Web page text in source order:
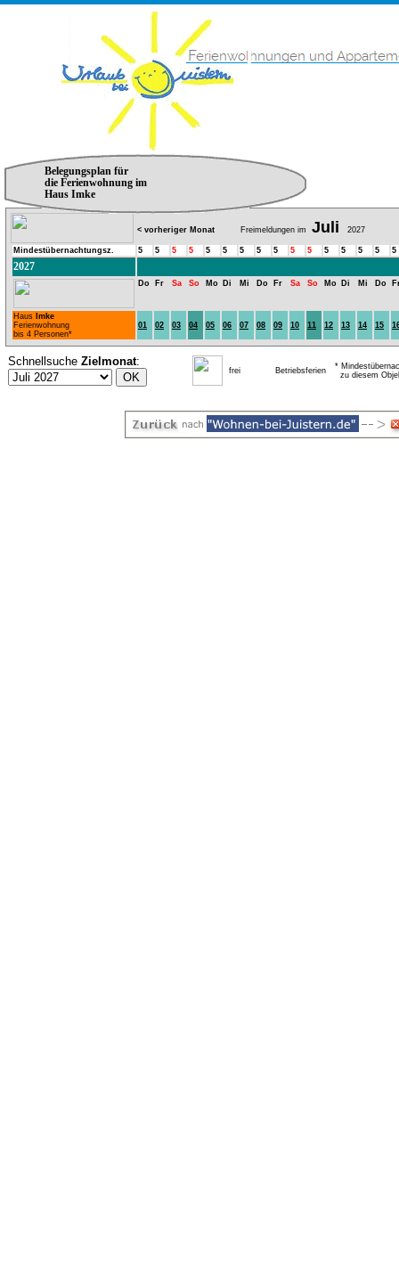
Belegungsplan für
die Ferienwohnung im
Haus Imke
< vorheriger Monat Freimeldungen im Juli 2027
Mindestübernachtungsz. 5 5 5 5 5 5 5 5 5 5 5 5 5 5 5 5
2027
Do Fr Sa So Mo Di Mi Do Fr Sa So Mo Di Mi Do
Haus Imke
Ferienwohnung
bis 4 Personen*
01 02 03 04 05 06 07 08 09 10 11 12 13 14 15
Schnellsuche Zielmonat:
frei Betriebsferien
*
zu diesem